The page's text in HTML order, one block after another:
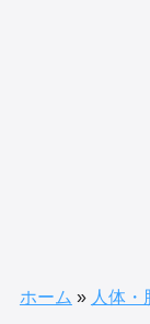
ホーム » 人体・